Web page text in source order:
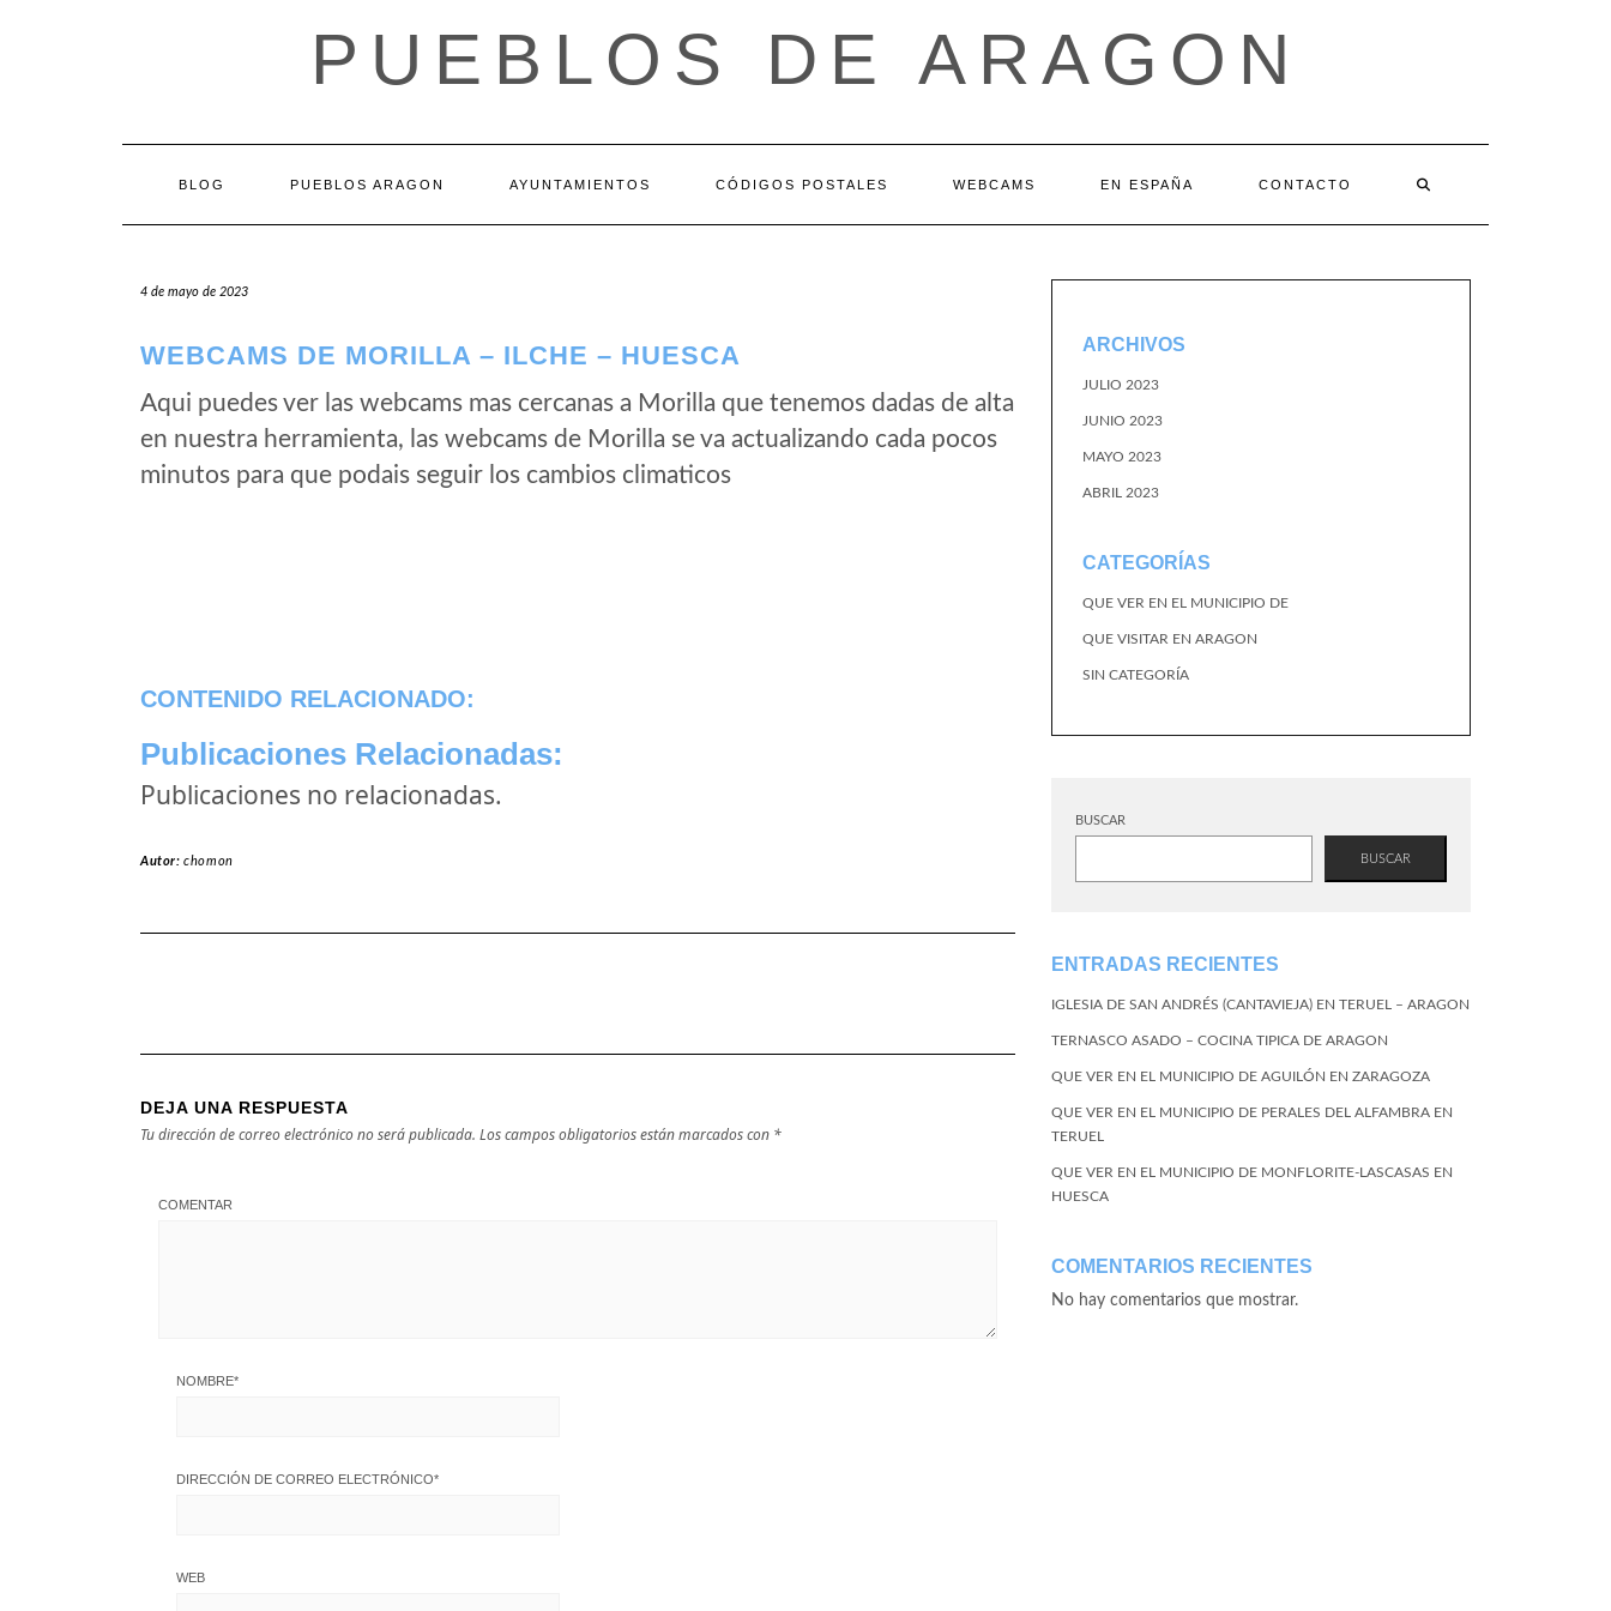
PUEBLOS DE ARAGON
BLOG PUEBLOS ARAGON AYUNTAMIENTOS CÓDIGOS POSTALES WEBCAMS EN ESPAÑA CONTACTO
4 de mayo de 2023
WEBCAMS DE MORILLA – ILCHE – HUESCA
Aqui puedes ver las webcams mas cercanas a Morilla que tenemos dadas de alta
en nuestra herramienta, las webcams de Morilla se va actualizando cada pocos
minutos para que podais seguir los cambios climaticos
CONTENIDO RELACIONADO:
Publicaciones Relacionadas:
Publicaciones no relacionadas.
Autor:chomon
DEJA UNA RESPUESTA
Tu dirección de correo electrónico no será publicada. Los campos obligatorios están marcados con *
COMENTAR
NOMBRE*
DIRECCIÓN DE CORREO ELECTRÓNICO*
WEB
ARCHIVOS
JULIO 2023
JUNIO 2023
MAYO 2023
ABRIL 2023
CATEGORÍAS
QUE VER EN EL MUNICIPIO DE
QUE VISITAR EN ARAGON
SIN CATEGORÍA
BUSCAR
BUSCAR
ENTRADAS RECIENTES
IGLESIA DE SAN ANDRÉS (CANTAVIEJA) EN TERUEL – ARAGON
TERNASCO ASADO – COCINA TIPICA DE ARAGON
QUE VER EN EL MUNICIPIO DE AGUILÓN EN ZARAGOZA
QUE VER EN EL MUNICIPIO DE PERALES DEL ALFAMBRA EN
TERUEL
QUE VER EN EL MUNICIPIO DE MONFLORITE-LASCASAS EN
HUESCA
COMENTARIOS RECIENTES
No hay comentarios que mostrar.